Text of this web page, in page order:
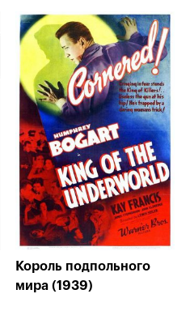
Король подпольного
мира (1939)